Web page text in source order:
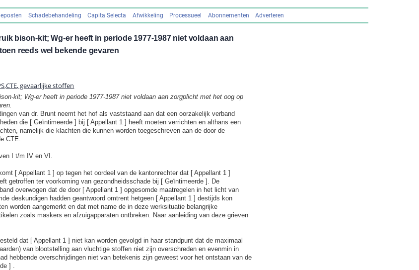
Schadebehandeling Capita Selecta Afwikkeling Processueel Abonnementen Adverteren
bison-kit; Wg-er heeft in periode 1977-1987 niet voldaan aan
reeds wel bekende gevaren
gevaarlijke stoffen
kit; Wg-er heeft in periode 1977-1987 niet voldaan aan zorgplicht met het oog op
van dr. Brunt neemt het hof als vaststaand aan dat een oorzakelijk verband
die [ Geïntimeerde ] bij [ Appellant 1 ] heeft moeten verrichten en althans een
namelijk die klachten die kunnen worden toegeschreven aan de door de
CTE.
I t/m IV en VI.
[ Appellant 1 ] op tegen het oordeel van de kantonrechter dat [ Appellant 1 ]
getroffen ter voorkoming van gezondheidsschade bij [ Geïntimeerde ]. De
overwogen dat de door [ Appellant 1 ] opgesomde maatregelen in het licht van
deskundigen hadden geantwoord omtrent hetgeen [ Appellant 1 ] destijds kon
worden aangemerkt en dat met name de in deze werksituatie belangrijke
zoals maskers en afzuigapparaten ontbreken. Naar aanleiding van deze grieven
dat [ Appellant 1 ] niet kan worden gevolgd in haar standpunt dat de maximaal
van blootstelling aan vluchtige stoffen niet zijn overschreden en evenmin in
hebbende overschrijdingen niet van betekenis zijn geweest voor het ontstaan van de
] .